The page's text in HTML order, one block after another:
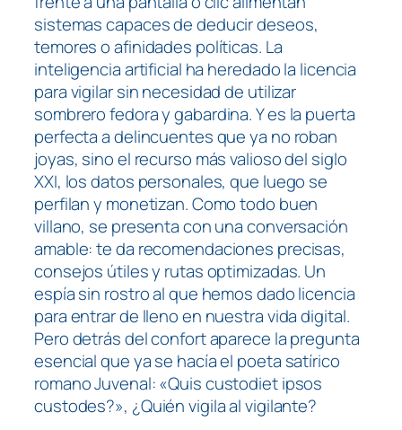
sistemas capaces de deducir deseos,
temores o afinidades políticas. La
inteligencia artificial ha heredado la licencia
para vigilar sin necesidad de utilizar
sombrero fedora y gabardina. Y es la puerta
perfecta a delincuentes que ya no roban
joyas, sino el recurso más valioso del siglo
XXI, los datos personales, que luego se
perfilan y monetizan. Como todo buen
villano, se presenta con una conversación
amable: te da recomendaciones precisas,
consejos útiles y rutas optimizadas. Un
espía sin rostro al que hemos dado licencia
para entrar de lleno en nuestra vida digital.
Pero detrás del confort aparece la pregunta
esencial que ya se hacía el poeta satírico
romano Juvenal: «Quis custodiet ipsos
custodes?», ¿Quién vigila al vigilante?